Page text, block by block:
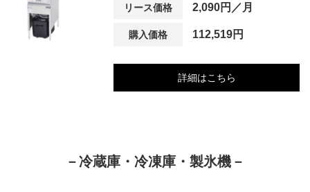
リース価格 2,090円／月
購入価格 112,519円
詳細はこちら
－冷蔵庫・冷凍庫・製氷機－